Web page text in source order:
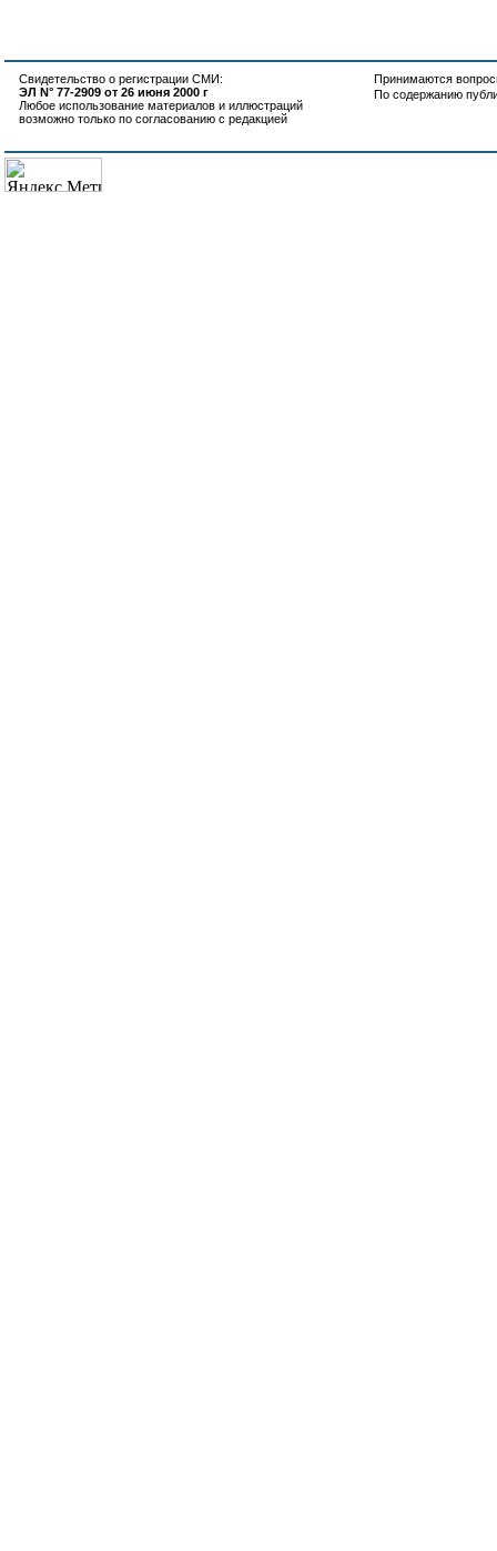
Свидетельство о регистрации СМИ:
ЭЛ N° 77-2909 от 26 июня 2000 г
Любое использование материалов и иллюстраций
возможно только по согласованию с редакцией
Принимаются
По содержанию